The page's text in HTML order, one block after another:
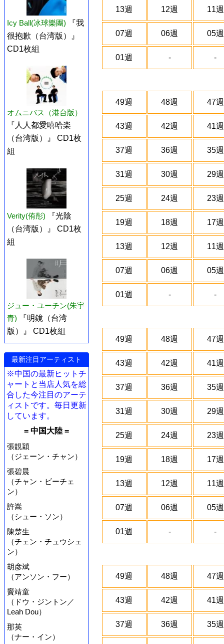
Icy Ball(冰球樂團)
『我
很抱歉（台湾版）』
CD1枚組
オムニバス（港台版）
『人人都愛嘻哈楽
（台湾版）』 CD1枚
組
Verity(侑彤)
『光陰
（台湾版）』 CD1枚
組
ジュー・ユーチン(朱宇
青)
『明鏡（台湾
版）』 CD1枚組
最新注目アーティスト
※中国の最新ヒットチ
ャートと当店人気を総
合した今注目のアーテ
ィストです。毎日更新
しています。
= 中国大陸 =
張靚穎
（ジェーン・チャン）
張碧晨
（チャン・ビーチェ
ン）
許嵩
（シュー・ソン）
陳楚生
（チェン・チュウシェ
ン）
胡彦斌
（アンソン・フー）
竇靖童
（ドウ・ジントン／
Leah Dou）
那英
（ナー・イン）
13週 12週 11週
07週 06週 05週
01週 - -
49週 48週 47週
43週 42週 41週
37週 36週 35週
31週 30週 29週
25週 24週 23週
19週 18週 17週
13週 12週 11週
07週 06週 05週
01週 - -
49週 48週 47週
43週 42週 41週
37週 36週 35週
31週 30週 29週
25週 24週 23週
19週 18週 17週
13週 12週 11週
07週 06週 05週
01週 - -
49週 48週 47週
43週 42週 41週
37週 36週 35週